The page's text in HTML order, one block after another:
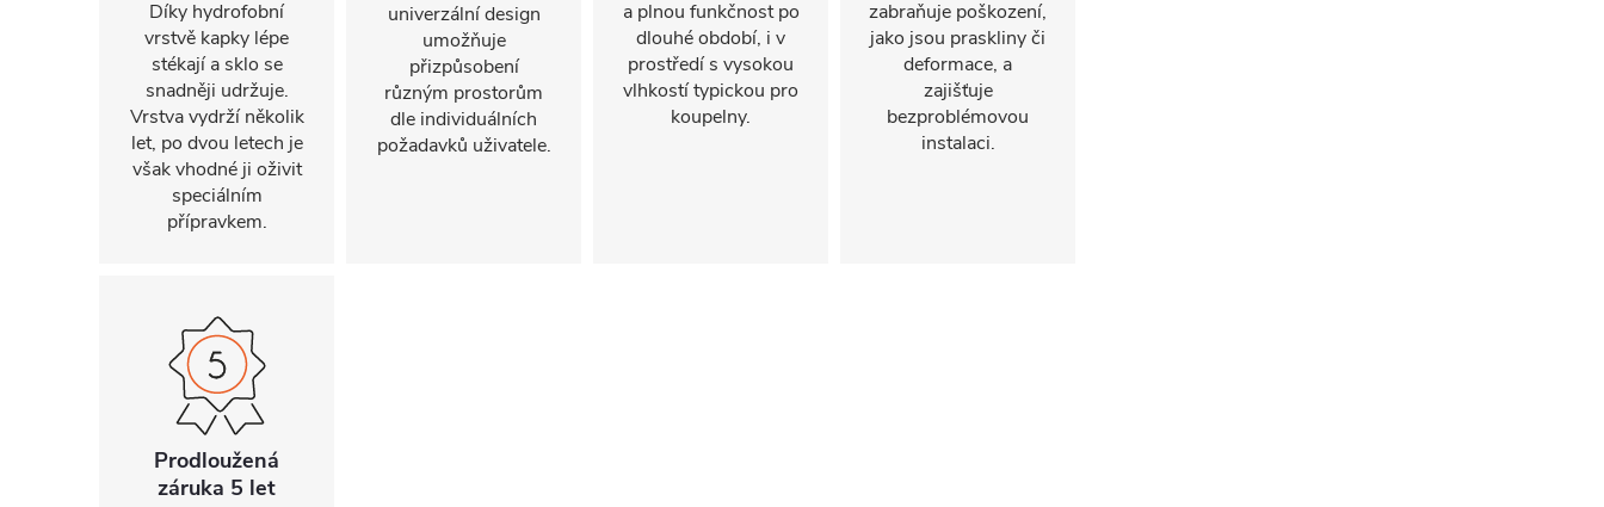
Díky hydrofobní
vrstvě kapky lépe
stékají a sklo se
snadněji udržuje.
Vrstva vydrží několik
let, po dvou letech je
však vhodné ji oživit
speciálním
přípravkem.
univerzální design
umožňuje
přizpůsobení
různým prostorům
dle individuálních
požadavků uživatele.
a plnou funkčnost po
dlouhé období, i v
prostředí s vysokou
vlhkostí typickou pro
koupelny.
zabraňuje poškození,
jako jsou praskliny či
deformace, a
zajišťuje
bezproblémovou
instalaci.
Prodloužená
záruka 5 let